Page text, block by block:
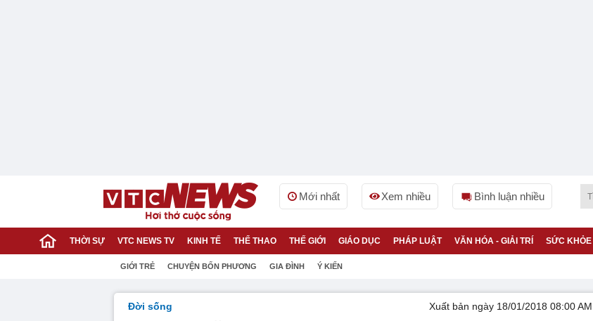
Mới nhất Xem nhiều Bình luận nhiều
THỜI SỰ VTC NEWS TV KINH TẾ THỂ THAO THẾ GIỚI GIÁO DỤC PHÁP LUẬT VĂN HÓA - GIẢI TRÍ SỨC KHỎE
GIỚI TRẺ CHUYỆN BỐN PHƯƠNG GIA ĐÌNH Ý KIẾN
Đời sống Xuất bản ngày 18/01/2018 08:00 AM